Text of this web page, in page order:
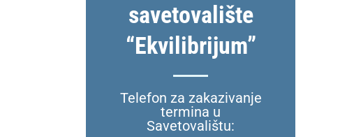
savetovalište
“Ekvilibrijum”
Telefon za zakazivanje
termina u
Savetovalištu: